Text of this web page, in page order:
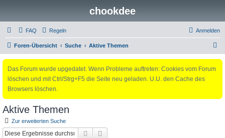
chookdee
FAQ Regeln Anmelden
Foren-Übersicht Suche Aktive Themen
Das Forum wurde upgedatet. Wenn Probleme auftreten: Cookies vom Forum
löschen und mit Ctrl/Strg+F5 die Seite neu geladen. U.U. den Cache des
Browsers löschen.
Aktive Themen
Zur erweiterten Suche
Suche